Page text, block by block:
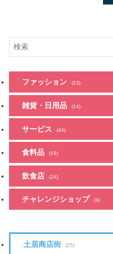
ファッション (13)
雑貨・日用品 (14)
サービス (44)
食料品 (19)
飲食店 (24)
チャレンジショップ (3)
土居商店街 (25)